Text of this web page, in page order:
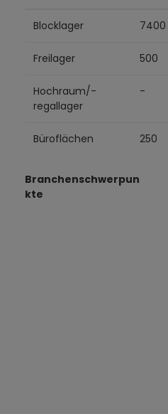
Blocklager 7400
Freilager 500
Hochraum/-
regallager
-
Büroflächen 250
Branchenschwerpun
kte